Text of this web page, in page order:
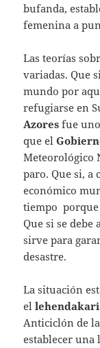
bufanda,
femenina a
Las teorías
variadas. Que
mundo por
refugiarse en
Azoresfue
que el
Meteorológico
paro. Que si, a
económico
tiempo porque
Que si se debe
sirve para
desastre.
La situación
el
Anticiclón de
establecer una